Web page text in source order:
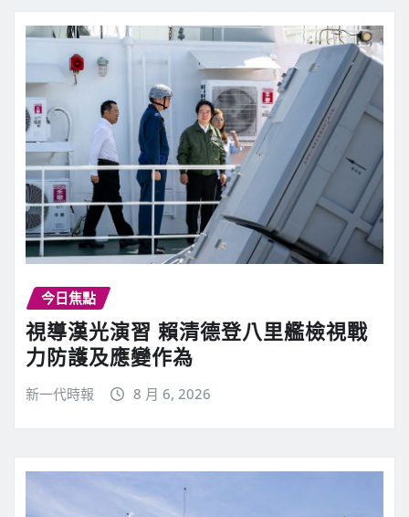
今日焦點
視導漢光演習 賴清德登八里艦檢視戰
力防護及應變作為
新一代時報 8 月 6, 2026